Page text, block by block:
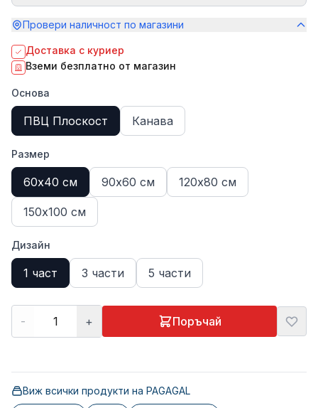
Провери наличност по магазини
Доставка с куриер
Вземи безплатно от магазин
Основа
ПВЦ Плоскост Канава
Размер
60х40 см 90х60 см 120х80 см
150х100 см
Дизайн
1 част 3 части 5 части
- + Поръчай
Виж всички продукти на PAGAGAL